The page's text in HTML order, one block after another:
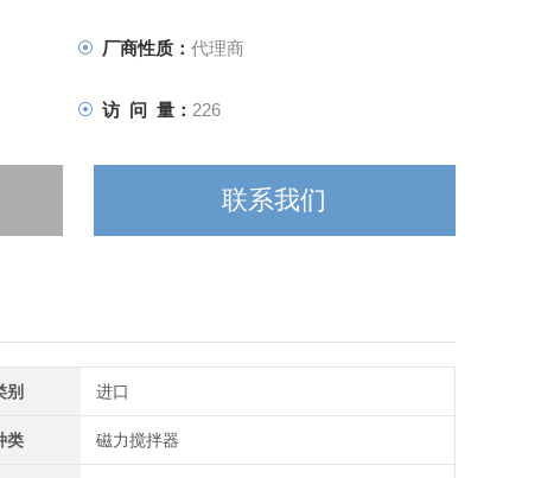
厂商性质： 代理商
访 问 量： 226
联系我们
别 进口
类 磁力搅拌器